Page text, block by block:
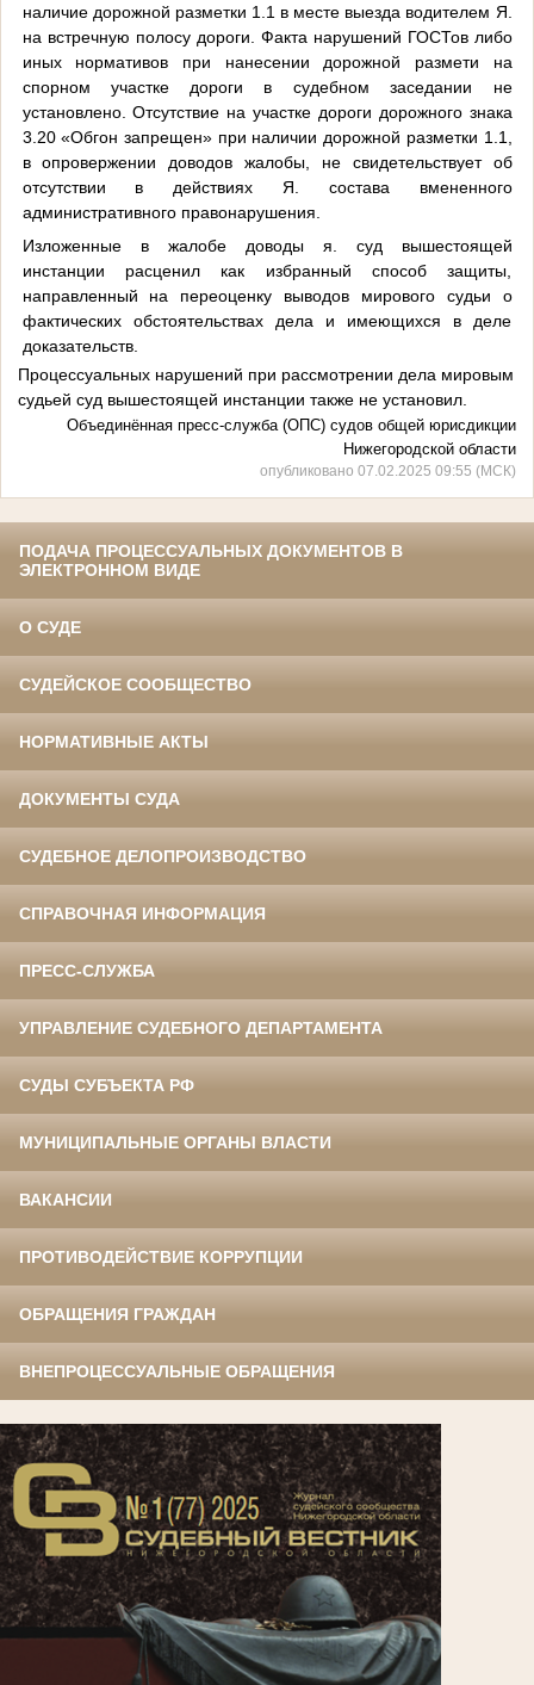
наличие дорожной разметки 1.1 в месте выезда водителем Я.
на встречную полосу дороги. Факта нарушений ГОСТов либо
иных нормативов при нанесении дорожной размети на
спорном участке дороги в судебном заседании не
установлено. Отсутствие на участке дороги дорожного знака
3.20 «Обгон запрещен» при наличии дорожной разметки 1.1,
в опровержении доводов жалобы, не свидетельствует об
отсутствии в действиях Я. состава вмененного
административного правонарушения.
Изложенные в жалобе доводы я. суд вышестоящей
инстанции расценил как избранный способ защиты,
направленный на переоценку выводов мирового судьи о
фактических обстоятельствах дела и имеющихся в деле
доказательств.
Процессуальных нарушений при рассмотрении дела мировым
судьей суд вышестоящей инстанции также не установил.
Объединённая пресс-служба (ОПС) судов общей юрисдикции
Нижегородской области
опубликовано 07.02.2025 09:55 (МСК)
ПОДАЧА ПРОЦЕССУАЛЬНЫХ ДОКУМЕНТОВ В
ЭЛЕКТРОННОМ ВИДЕ
О СУДЕ
СУДЕЙСКОЕ СООБЩЕСТВО
НОРМАТИВНЫЕ АКТЫ
ДОКУМЕНТЫ СУДА
СУДЕБНОЕ ДЕЛОПРОИЗВОДСТВО
СПРАВОЧНАЯ ИНФОРМАЦИЯ
ПРЕСС-СЛУЖБА
УПРАВЛЕНИЕ СУДЕБНОГО ДЕПАРТАМЕНТА
СУДЫ СУБЪЕКТА РФ
МУНИЦИПАЛЬНЫЕ ОРГАНЫ ВЛАСТИ
ВАКАНСИИ
ПРОТИВОДЕЙСТВИЕ КОРРУПЦИИ
ОБРАЩЕНИЯ ГРАЖДАН
ВНЕПРОЦЕССУАЛЬНЫЕ ОБРАЩЕНИЯ